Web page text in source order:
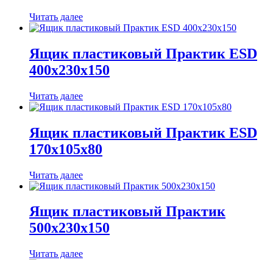
Читать далее
Ящик пластиковый Практик ESD
400x230x150
Читать далее
Ящик пластиковый Практик ESD
170x105x80
Читать далее
Ящик пластиковый Практик
500x230x150
Читать далее